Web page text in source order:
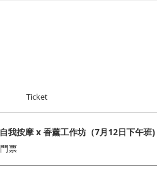
Ticket
自我按摩 x 香薰工作坊（7月12日下午班)
門票